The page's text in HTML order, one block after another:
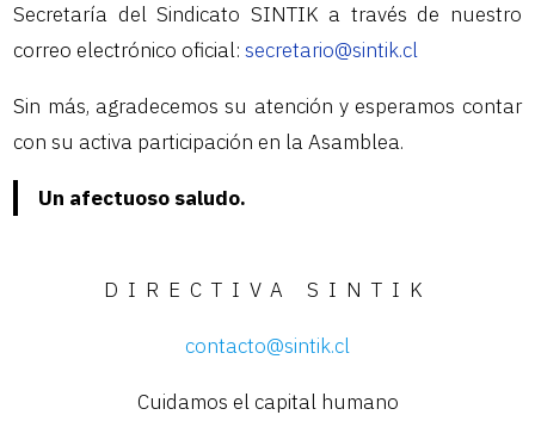
Secretaría del Sindicato SINTIK a través de nuestro
correo electrónico oficial:secretario@sintik.cl
Sin más, agradecemos su atención y esperamos contar
con su activa participación en la Asamblea.
Un afectuoso saludo.
DIRECTIVA SINTIK
contacto@sintik.cl
Cuidamos el capital humano